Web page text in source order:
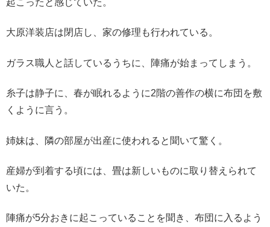
起こったと感じていた。
大原洋装店は閉店し、家の修理も行われている。
ガラス職人と話しているうちに、陣痛が始まってしまう。
糸子は静子に、春が眠れるように2階の善作の横に布団を敷
くように言う。
姉妹は、隣の部屋が出産に使われると聞いて驚く。
産婦が到着する頃には、畳は新しいものに取り替えられて
いた。
陣痛が5分おきに起こっていることを聞き、布団に入るよう